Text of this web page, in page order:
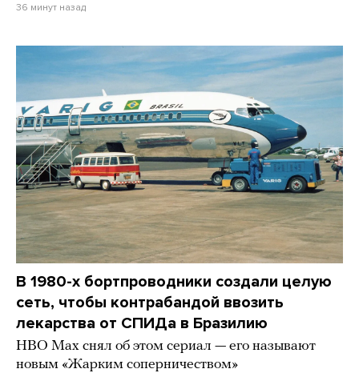
36 минут назад
В 1980-х бортпроводники создали целую
сеть, чтобы контрабандой ввозить
лекарства от СПИДа в Бразилию
HBO Max снял об этом сериал — его называют
новым «Жарким соперничеством»